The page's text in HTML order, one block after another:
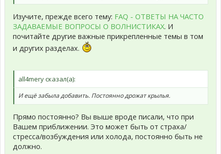
Изучите, прежде всего тему: FAQ - ОТВЕТЫ НА ЧАСТО
ЗАДАВАЕМЫЕ ВОПРОСЫ О ВОЛНИСТИКАХ. И
почитайте другие важные прикрепленные темы в том
и других разделах.
all4mery сказал(а):
И ещё забыла добавить. Постоянно дрожат крылья.
Прямо постоянно? Вы выше вроде писали, что при
Вашем приближении. Это может быть от страха/
стресса/возбуждения или холода, постоянно быть не
должно.